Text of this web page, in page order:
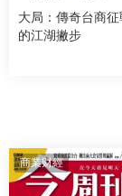
大局：傳奇台商
的江湖撇步
商業财經